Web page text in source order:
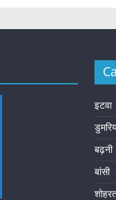
इटवा
बढ़नी
बांसी